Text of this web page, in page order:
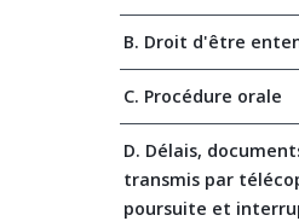
B. Droit d'être
C. Procédure orale
D. Délais,
transmis par
poursuite et